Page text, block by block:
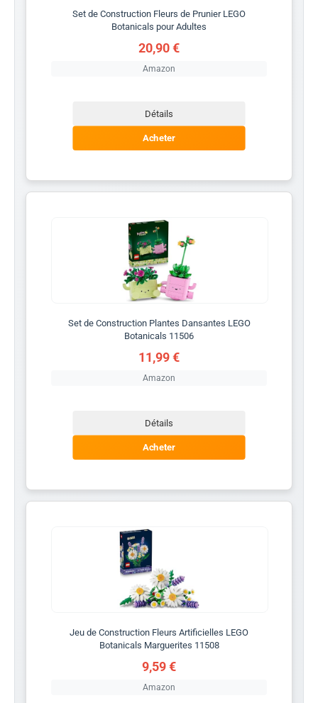
Set de Construction Fleurs de Prunier LEGO
Botanicals pour Adultes
20,90 €
Amazon
Détails
Acheter
Set de Construction Plantes Dansantes LEGO
Botanicals 11506
11,99 €
Amazon
Détails
Acheter
Jeu de Construction Fleurs Artificielles LEGO
Botanicals Marguerites 11508
9,59 €
Amazon